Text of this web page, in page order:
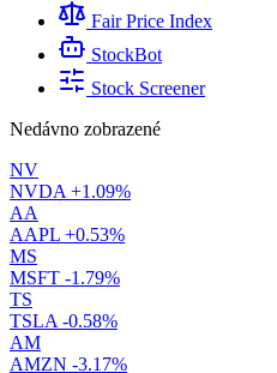
Fair Price Index
StockBot
Stock Screener
Nedávno zobrazené
NV
NVDA +1.09%
AA
AAPL +0.53%
MS
MSFT -1.79%
TS
TSLA -0.58%
AM
AMZN -3.17%